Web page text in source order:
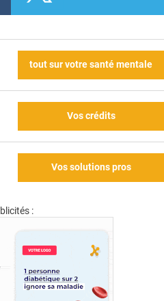
tout sur votre santé mentale
Vos crédits
Vos solutions pros
: